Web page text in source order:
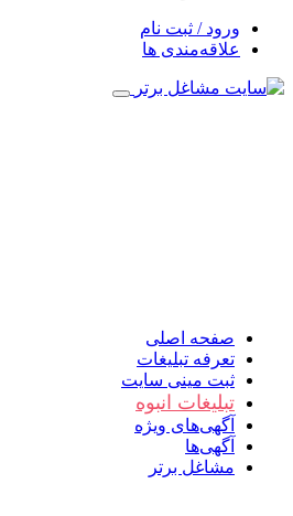
ورود / ثبت نام
علاقه‌مندی ها
صفحه اصلی
تعرفه تبلیغات
ثبت مینی سایت
تبلیغات انبوه
آگهی‌های ویژه
آگهی‌ها
مشاغل برتر